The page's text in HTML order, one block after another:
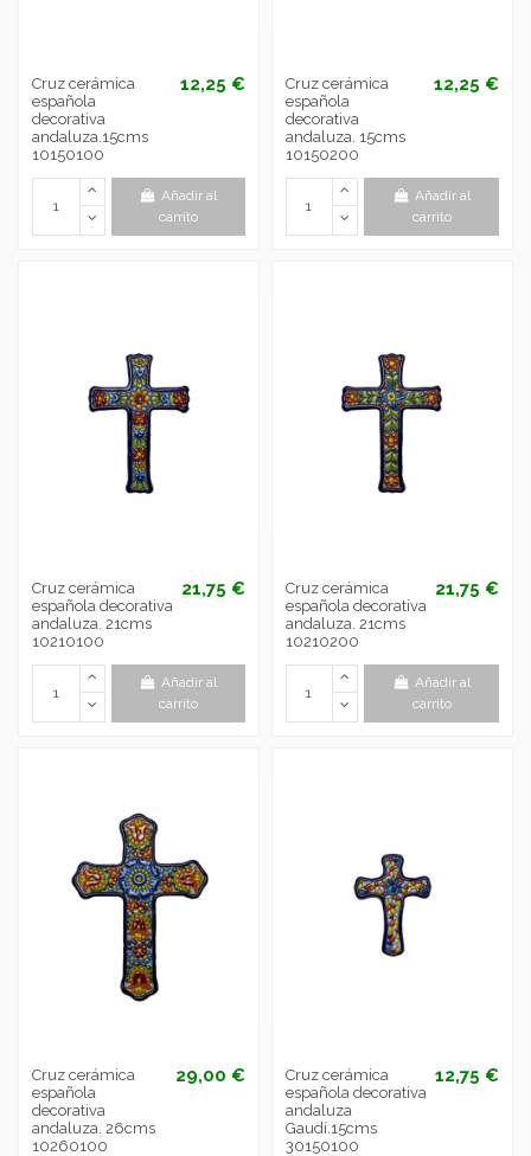
Cruz cerámica
española
decorativa
andaluza.15cms
10150100
12,25 €
Añadir al
carrito
Cruz cerámica
española
decorativa
andaluza. 15cms
10150200
12,25 €
Añadir al
carrito
Cruz cerámica
española decorativa
andaluza. 21cms
10210100
21,75 €
Añadir al
carrito
Cruz cerámica
española decorativa
andaluza. 21cms
10210200
21,75 €
Añadir al
carrito
Cruz cerámica
española
decorativa
andaluza. 26cms
10260100
29,00 €
Cruz cerámica
española decorativa
andaluza
Gaudí.15cms
30150100
12,75 €